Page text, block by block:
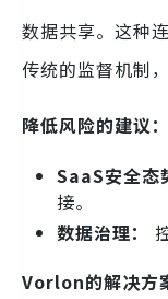
数据共享。这种
传统的监督机制
降低风险的建议：
SaaS安全态
接。
数据治理：
Vorlon的解决方